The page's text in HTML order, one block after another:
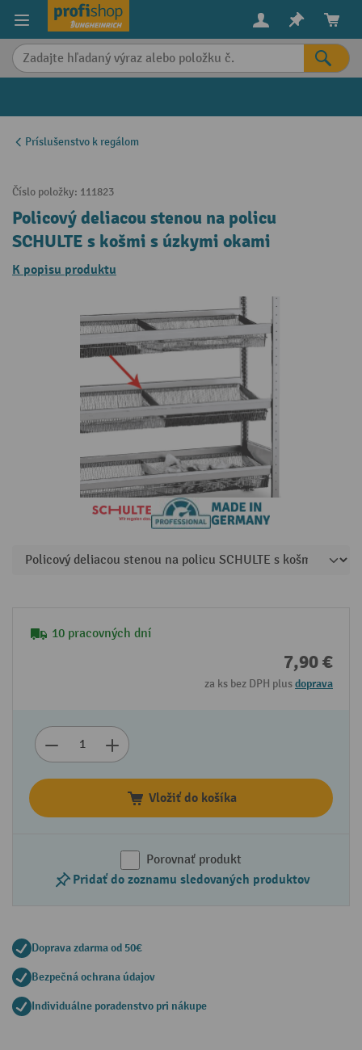
content
Príslušenstvo k regálom
Číslo položky: 111823
Policový deliacou stenou na policu
SCHULTE s košmi s úzkymi okami
K popisu produktu
10 pracovných dní
7,90 €
za ks bez DPH plusdoprava
Vložiť do košíka
Porovnať produkt
Pridať do zoznamu sledovaných produktov
Doprava zdarma od 50€
Bezpečná ochrana údajov
Individuálne poradenstvo pri nákupe